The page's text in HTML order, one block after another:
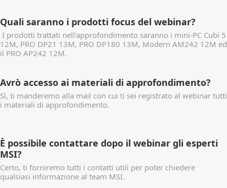
Quali saranno i prodotti focus del webinar?
I prodotti trattati nell’approfondimento saranno i mini-PC Cubi 5
12M, PRO DP21 13M, PRO DP180 13M, Modern AM242 12M ed
il PRO AP242 12M.
Avrò accesso ai materiali di approfondimento?
Sì, ti manderemo alla mail con cui ti sei registrato al webinar tutti
i materiali di approfondimento.
È possibile contattare dopo il webinar gli esperti
MSI?
Certo, ti forniremo tutti i contatti utili per poter chiedere
qualsiasi informazione al team MSI.